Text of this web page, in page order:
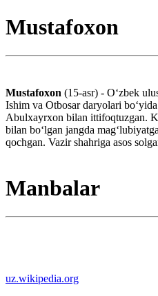
Mustafoxon
Mustafoxon (15-asr) - Oʻzbek
Ishim va Otbosar daryolari
Abulxayrxon bilan ittifoqtuzgan.
bilan boʻlgan jangda
qochgan. Vazir shahriga asos
Manbalar
uz.wikipedia.org